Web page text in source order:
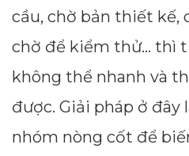
cầu, chờ bản thiết kế,
chờ để kiểm thử… thì
không thể nhanh và
được. Giải pháp ở đây
nhóm nòng cốt để